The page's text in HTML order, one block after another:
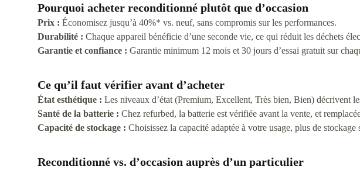
Pourquoi acheter reconditionné plutôt que d’occasion
Prix : Économisez jusqu’à 40%* vs. neuf, sans compromis sur les performances.
Durabilité : Chaque appareil bénéficie d’une seconde vie, ce qui réduit les déchets
Garantie et confiance : Garantie minimum 12 mois et 30 jours d’essai gratuit sur
Ce qu’il faut vérifier avant d’acheter
État esthétique : Les niveaux d’état (Premium, Excellent, Très bien, Bien) décrivent
Santé de la batterie : Chez refurbed, la batterie est vérifiée avant la vente, et
Capacité de stockage : Choisissez la capacité adaptée à votre usage, plus de
Reconditionné vs. d’occasion auprès d’un particulier